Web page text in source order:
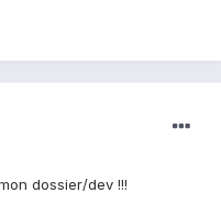
dossier/dev !!!